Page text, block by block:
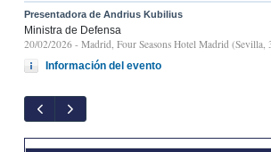
Presentadora de Andrius Kubilius
Ministra de Defensa
20/02/2026 - Madrid, Four Seasons Hotel Madrid (Sevilla,
Información del evento